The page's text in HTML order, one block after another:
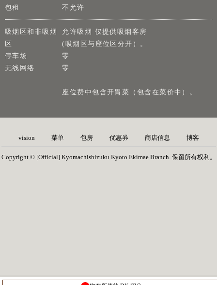
包租
不允许
吸烟区和非吸烟
区
允许吸烟 仅提供吸烟客房
(吸烟区与座位区分开）。
停车场
零
无线网络
零
座位费中包含开胃菜（包含在菜价中）。
vision 菜单 包房 优惠券 商店信息 博客
Copyright © [Official] Kyomachishizuku Kyoto Ekimae Branch. 保留所有权利。